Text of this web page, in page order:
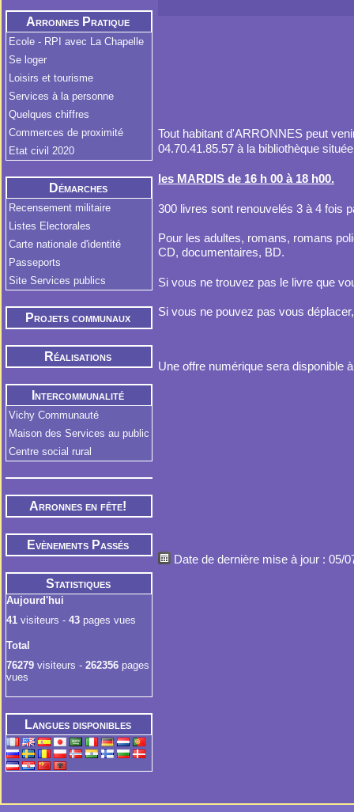
Arronnes Pratique
Ecole - RPI avec La Chapelle
Se loger
Loisirs et tourisme
Services à la personne
Quelques chiffres
Commerces de proximité
Etat civil 2020
Démarches
Administratives
Recensement militaire
Listes Electorales
Carte nationale d'identité
Passeports
Site Services publics
Projets communaux
Réalisations
Intercommunalité
Vichy Communauté
Maison des Services au public
Centre social rural
Arronnes en fête!
Evènements Passés
Statistiques
Aujourd'hui
41 visiteurs - 43 pages vues
Total
76279 visiteurs - 262356 pages
vues
Langues disponibles
Tout habitant d'ARRONNES peut
04.70.41.85.57 à la bibliothèque
les MARDIS de 16 h 00 à 18 h00.
300 livres sont renouvelés 3 à 4 fois
Pour les adultes, romans, romans
CD, documentaires, BD.
Si vous ne trouvez pas le livre que
Si vous ne pouvez pas vous
Une offre numérique sera disponible
Date de dernière mise à jour : 05/